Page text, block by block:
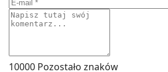
10000 Pozostało znaków